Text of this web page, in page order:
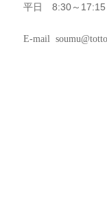
平日 8:30～17:15
E-mail